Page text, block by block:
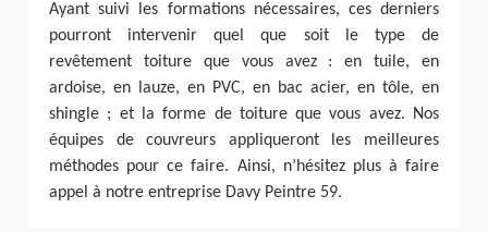
Ayant suivi les formations nécessaires, ces derniers
pourront intervenir quel que soit le type de
revêtement toiture que vous avez : en tuile, en
ardoise, en lauze, en PVC, en bac acier, en tôle, en
shingle ; et la forme de toiture que vous avez. Nos
équipes de couvreurs appliqueront les meilleures
méthodes pour ce faire. Ainsi, n’hésitez plus à faire
appel à notre entreprise Davy Peintre 59.